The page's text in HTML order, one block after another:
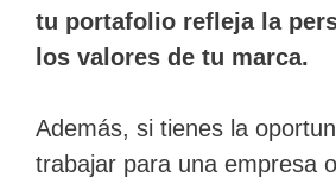
tu portafolio refleja la
los valores de tu marca.
Además, si tienes la
trabajar para una empresa